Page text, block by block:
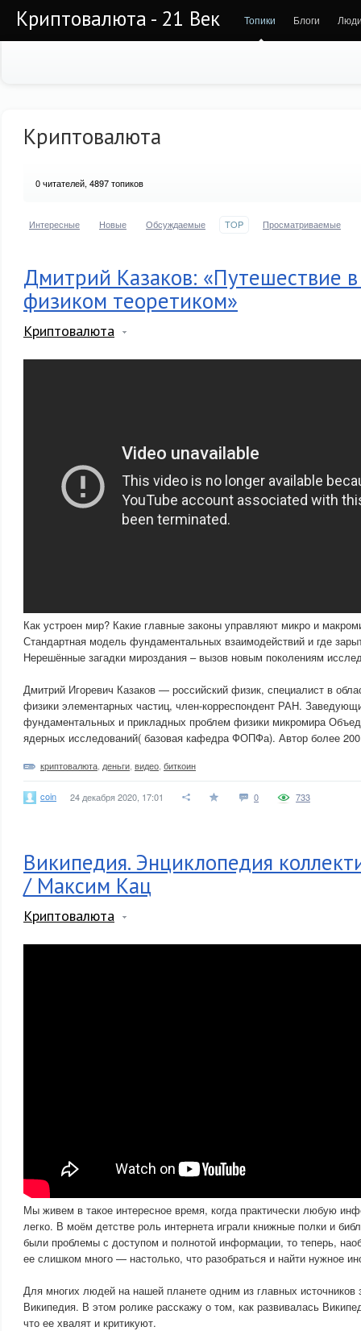
Криптовалюта - 21 Век Топики Блоги
Криптовалюта
0читателей, 4897 топиков
Интересные Новые Обсуждаемые TOP Просматриваемые
Дмитрий Казаков: «Путешествие
физиком теоретиком»
Криптовалюта
Как устроен мир? Какие главные законы управляют микро и
Стандартная модель фундаментальных взаимодействий и где
Нерешённые загадки мироздания – вызов новым поколениям
Дмитрий Игоревич Казаков — российский физик, специалист в
физики элементарных частиц, член-корреспондент РАН.
фундаментальных и прикладных проблем физики микромира
ядерных исследований( базовая кафедра ФОПФа). Автор более
криптовалюта деньги видео биткоин
coin 24 декабря 2020, 17:01 0 733
Википедия. Энциклопедия
/ Максим Кац
Криптовалюта
Мы живем в такое интересное время, когда практически любую
легко. В моём детстве роль интернета играли книжные полки и
были проблемы с доступом и полнотой информации, то теперь,
ее слишком много — настолько, что разобраться и найти нужное
Для многих людей на нашей планете одним из главных источников
Википедия. В этом ролике расскажу о том, как развивалась
что ее хвалят и критикуют.